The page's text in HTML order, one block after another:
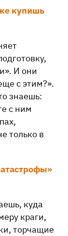
купишь
И они
с этим?».
знаешь:
с ним
только в
куда
краги,
торчащие